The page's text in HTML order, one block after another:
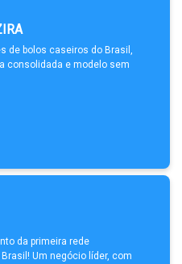
de bolos caseiros do Brasil,
consolidada e modelo sem
da primeira rede
Um negócio líder, com